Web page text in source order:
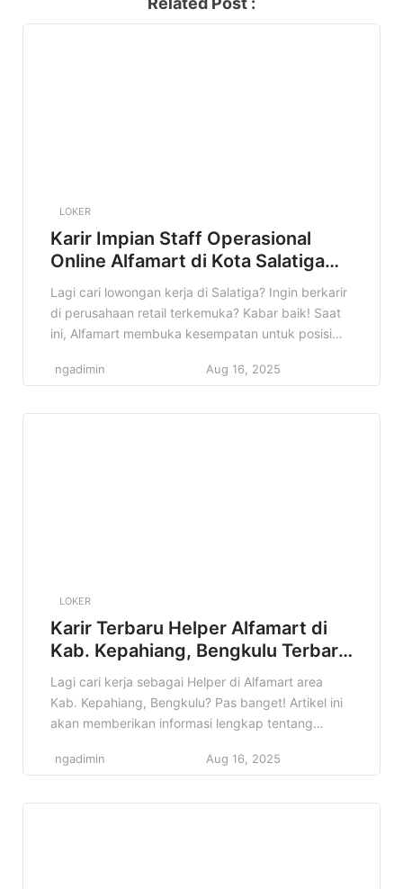
LOKER
Karir Impian Staff Operasional
Online Alfamart di Kota Salatiga
Terbaru
Lagi cari lowongan kerja di Salatiga? Ingin berkarir
di perusahaan retail terkemuka? Kabar baik! Saat
ini, Alfamart membuka kesempatan untuk posisi
ini sangat cocok buat kamu yang sedang mencari
ngadimin Aug 16, 2025
LOKER
Karir Terbaru Helper Alfamart di
Kab. Kepahiang, Bengkulu Terbaru
Tahun 2025
Lagi cari kerja sebagai Helper di Alfamart area
Kab. Kepahiang, Bengkulu? Pas banget! Artikel ini
akan memberikan informasi lengkap tentang
sedang kamu cari. Jangan lewatkan kesempatan
ngadimin Aug 16, 2025